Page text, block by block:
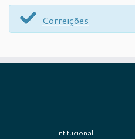
Correições
Intitucional